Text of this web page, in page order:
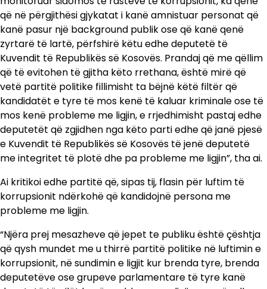
që në përgjithësi gjykatat i kanë amnistuar personat që
kanë pasur një background publik ose që kanë qenë
zyrtarë të lartë, përfshirë këtu edhe deputetë të
Kuvendit të Republikës së Kosovës. Prandaj që me qëllim
që të evitohen të gjitha këto rrethana, është mirë që
vetë partitë politike fillimisht ta bëjnë këtë filtër që
kandidatët e tyre të mos kenë të kaluar kriminale ose të
mos kenë probleme me ligjin, e rrjedhimisht pastaj edhe
deputetët që zgjidhen nga këto parti edhe që janë pjesë
e Kuvendit të Republikës së Kosovës të jenë deputetë
me integritet të plotë dhe pa probleme me ligjin”, tha ai.
Ai kritikoi edhe partitë që, sipas tij, flasin për luftim të
korrupsionit ndërkohë që kandidojnë persona me
probleme me ligjin.
“Njëra prej mesazheve që jepet te publiku është çështja
që qysh mundet me u thirrë partitë politike në luftimin e
korrupsionit, në sundimin e ligjit kur brenda tyre, brenda
deputetëve ose grupeve parlamentare të tyre kanë